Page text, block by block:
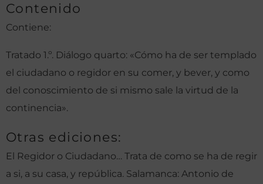
Contenido
Contiene:
Tratado 1.º. Diálogo quarto: «Cómo ha de ser templado
el ciudadano o regidor en su comer, y bever, y como
del conoscimiento de si mismo sale la virtud de la
continencia».
Otras ediciones:
El Regidor o Ciudadano… Trata de como se ha de regir
a si, a su casa, y república. Salamanca: Antonio de